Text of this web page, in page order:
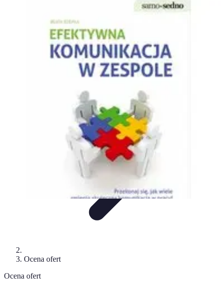
Porady Zakupowe
Oferty Zakupowe
Ocena ofert
Ocena ofert